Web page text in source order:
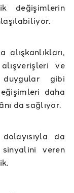
değişimlerin
alışkanlıkları,
ve
duygular gibi
daha
da sağlıyor.
da
veren